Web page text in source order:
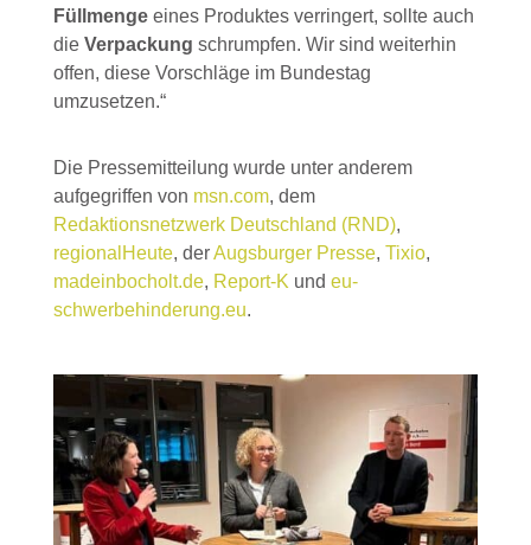
Füllmenge eines Produktes verringert, sollte auch
die Verpackung schrumpfen. Wir sind weiterhin
offen, diese Vorschläge im Bundestag
umzusetzen.“
Die Pressemitteilung wurde unter anderem
aufgegriffen von msn.com, dem
Redaktionsnetzwerk Deutschland (RND),
regionalHeute, derAugsburger Presse, Tixio,
madeinbocholt.de, Report-K und eu-
schwerbehinderung.eu.